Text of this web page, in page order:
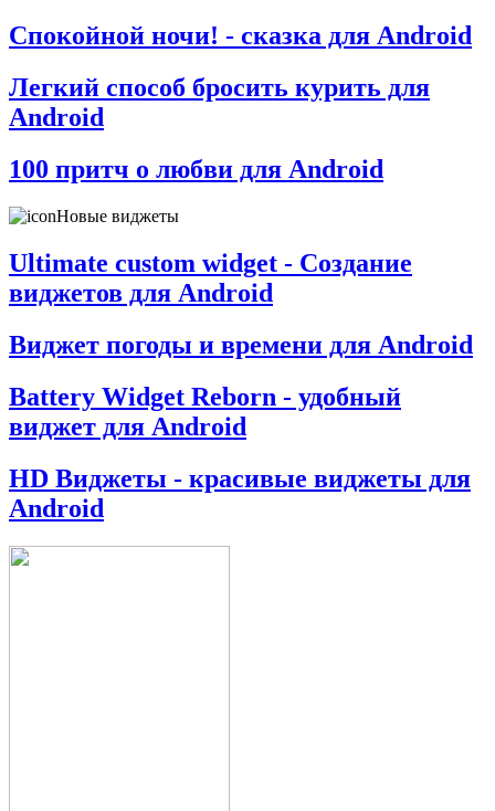
Спокойной ночи! - сказка для Android
Легкий способ бросить курить для
Android
100 притч о любви для Android
Новые виджеты
Ultimate custom widget - Создание
виджетов для Android
Виджет погоды и времени для Android
Battery Widget Reborn - удобный
виджет для Android
HD Виджеты - красивые виджеты для
Android